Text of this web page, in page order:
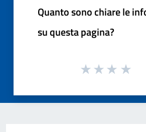
Quanto sono chiare le
su questa pagina?